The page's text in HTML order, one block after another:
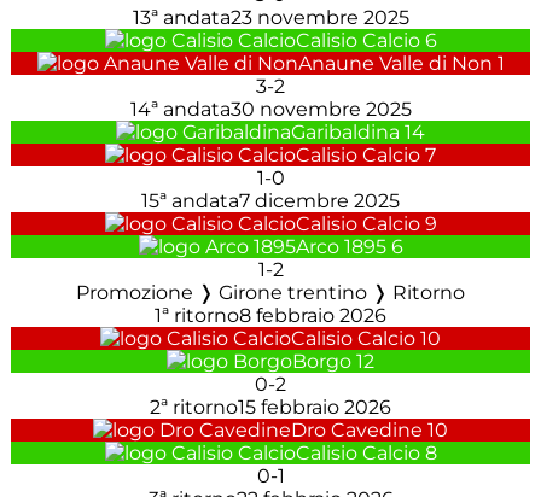
13ª andata23 novembre 2025
Calisio Calcio 6
Anaune Valle di Non 1
3-2
14ª andata30 novembre 2025
Garibaldina 14
Calisio Calcio 7
1-0
15ª andata7 dicembre 2025
Calisio Calcio 9
Arco 1895 6
1-2
Promozione ❭ Girone trentino ❭ Ritorno
1ª ritorno8 febbraio 2026
Calisio Calcio 10
Borgo 12
0-2
2ª ritorno15 febbraio 2026
Dro Cavedine 10
Calisio Calcio 8
0-1